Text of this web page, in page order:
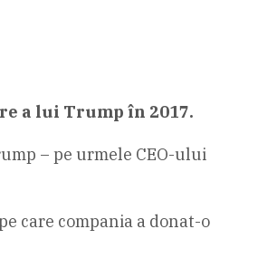
a lui Trump în 2017.
– pe urmele CEO-ului
care compania a donat-o